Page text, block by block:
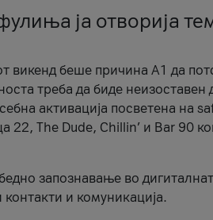
ја отворија
викенд беше причина А1 да
треба да биде неизоставен
активација посветена на
22, The Dude, Chillin’ и Bar 90
запознавање во
и комуникација.